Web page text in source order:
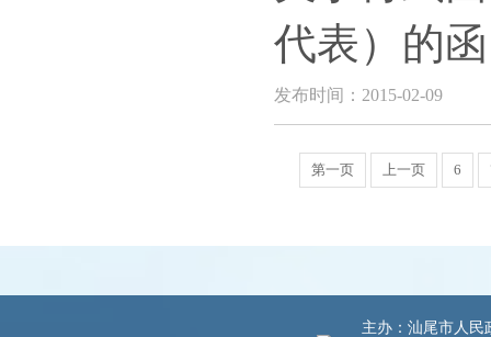
代表）的函
发布时间：2015-02-09
第一页 上一页 6
主办：汕尾市人民